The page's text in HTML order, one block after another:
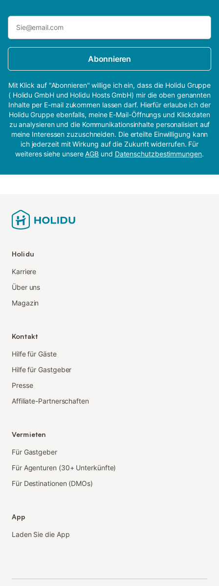
Abonnieren
Mit Klick auf "Abonnieren" willige ich ein, dass die Holidu Gruppe
( Holidu GmbH und Holidu Hosts GmbH) mir die oben genannten
Inhalte per E-mail zukommen lassen darf. Hierfür erlaube ich der
Holidu Gruppe ebenfalls, meine E-Mail-Öffnungs und Klickdaten
zu analysieren und die Kommunikationsinhalte personalisiert auf
meine Interessen zuzuschneiden. Die erteilte Einwilligung kann
ich jederzeit mit Wirkung auf die Zukunft widerrufen. Für
weiteres siehe unsereAGB und Datenschutzbestimmungen.
Holidu
Karriere
Über uns
Magazin
Kontakt
Hilfe für Gäste
Hilfe für Gastgeber
Presse
Affiliate-Partnerschaften
Vermieten
Für Gastgeber
Für Agenturen (30+ Unterkünfte)
Für Destinationen (DMOs)
App
Laden Sie die App